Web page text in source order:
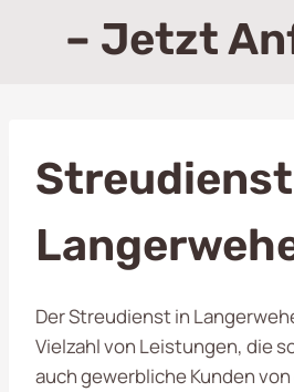
– Jetzt
Der Streudienst in
Vielzahl von Leistungen, die
auch gewerbliche Kunden